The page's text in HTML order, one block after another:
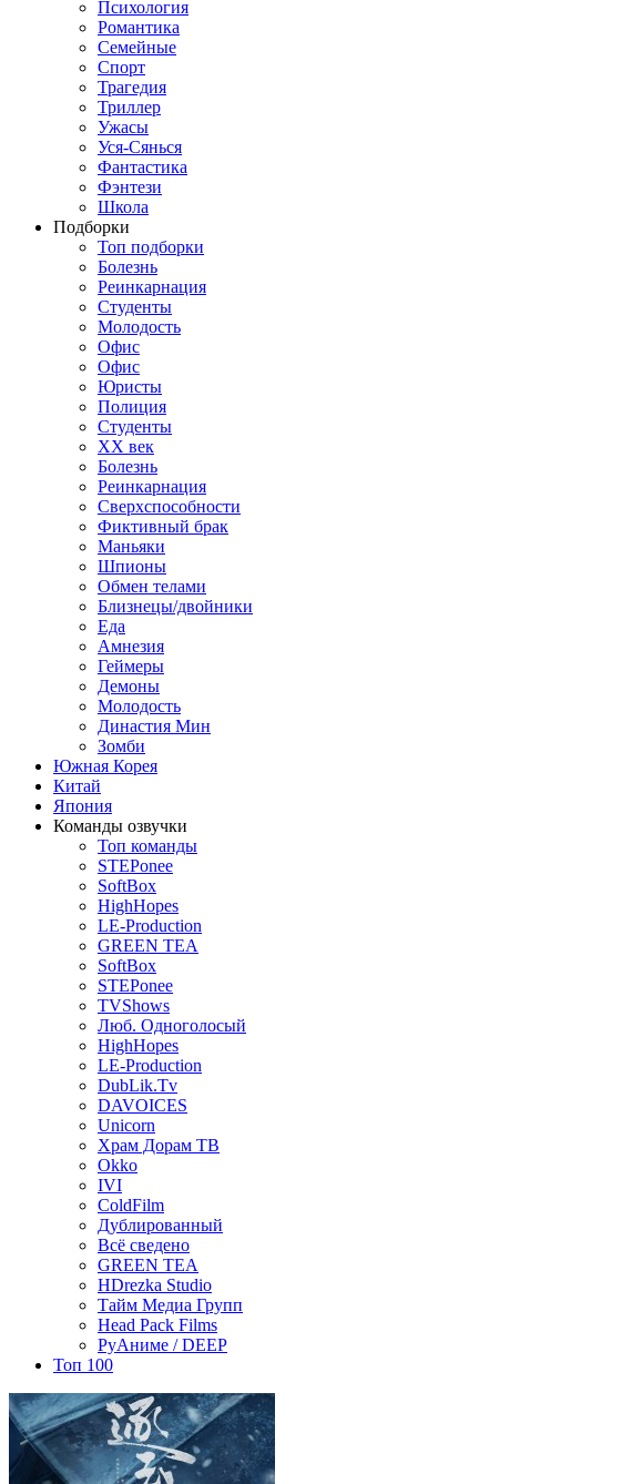
Психология
Романтика
Семейные
Спорт
Трагедия
Триллер
Ужасы
Уся-Сянься
Фантастика
Фэнтези
Школа
Подборки
Топ подборки
Болезнь
Реинкарнация
Студенты
Молодость
Офис
Офис
Юристы
Полиция
Студенты
ХХ век
Болезнь
Реинкарнация
Сверхспособности
Фиктивный брак
Маньяки
Шпионы
Обмен телами
Близнецы/двойники
Еда
Амнезия
Геймеры
Демоны
Молодость
Династия Мин
Зомби
Южная Корея
Китай
Япония
Команды озвучки
Топ команды
STEPonee
SoftBox
HighHopes
LE-Production
GREEN TEA
SoftBox
STEPonee
TVShows
Люб. Одноголосый
HighHopes
LE-Production
DubLik.Tv
DAVOICES
Unicorn
Храм Дорам ТВ
Okko
IVI
ColdFilm
Дублированный
Всё сведено
GREEN TEA
HDrezka Studio
Тайм Медиа Групп
Head Pack Films
РуАниме / DEEP
Топ 100